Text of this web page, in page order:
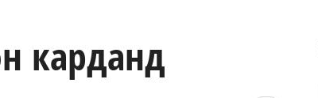
карданд